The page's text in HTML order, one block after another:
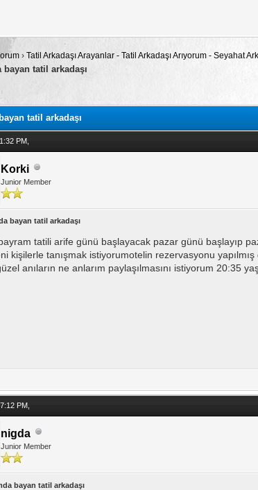
›Tatil Arkadaşı Arayanlar - Tatil Arkadaşı Arıyorum - Seyahat
bayan tatil arkadaşı
0 Oy - Ortalama: 0
tatil arkadaşı
PM,
Korki
Junior Member
bayan tatil arkadaşı
tatili arife günü başlayacak pazar günü başlayıp
kişilerle tanışmak istiyorumotelin rezervasyonu
anıların ne anlarım paylaşılmasını istiyorum
PM,
nigda
Junior Member
bayan tatil arkadaşı